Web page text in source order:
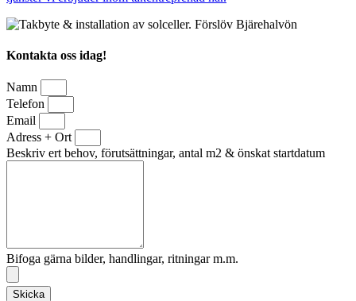
Kontakta oss idag!
Namn
Telefon
Email
Adress + Ort
Beskriv ert behov, förutsättningar, antal m2 & önskat startdatum
Bifoga gärna bilder, handlingar, ritningar m.m.
Skicka